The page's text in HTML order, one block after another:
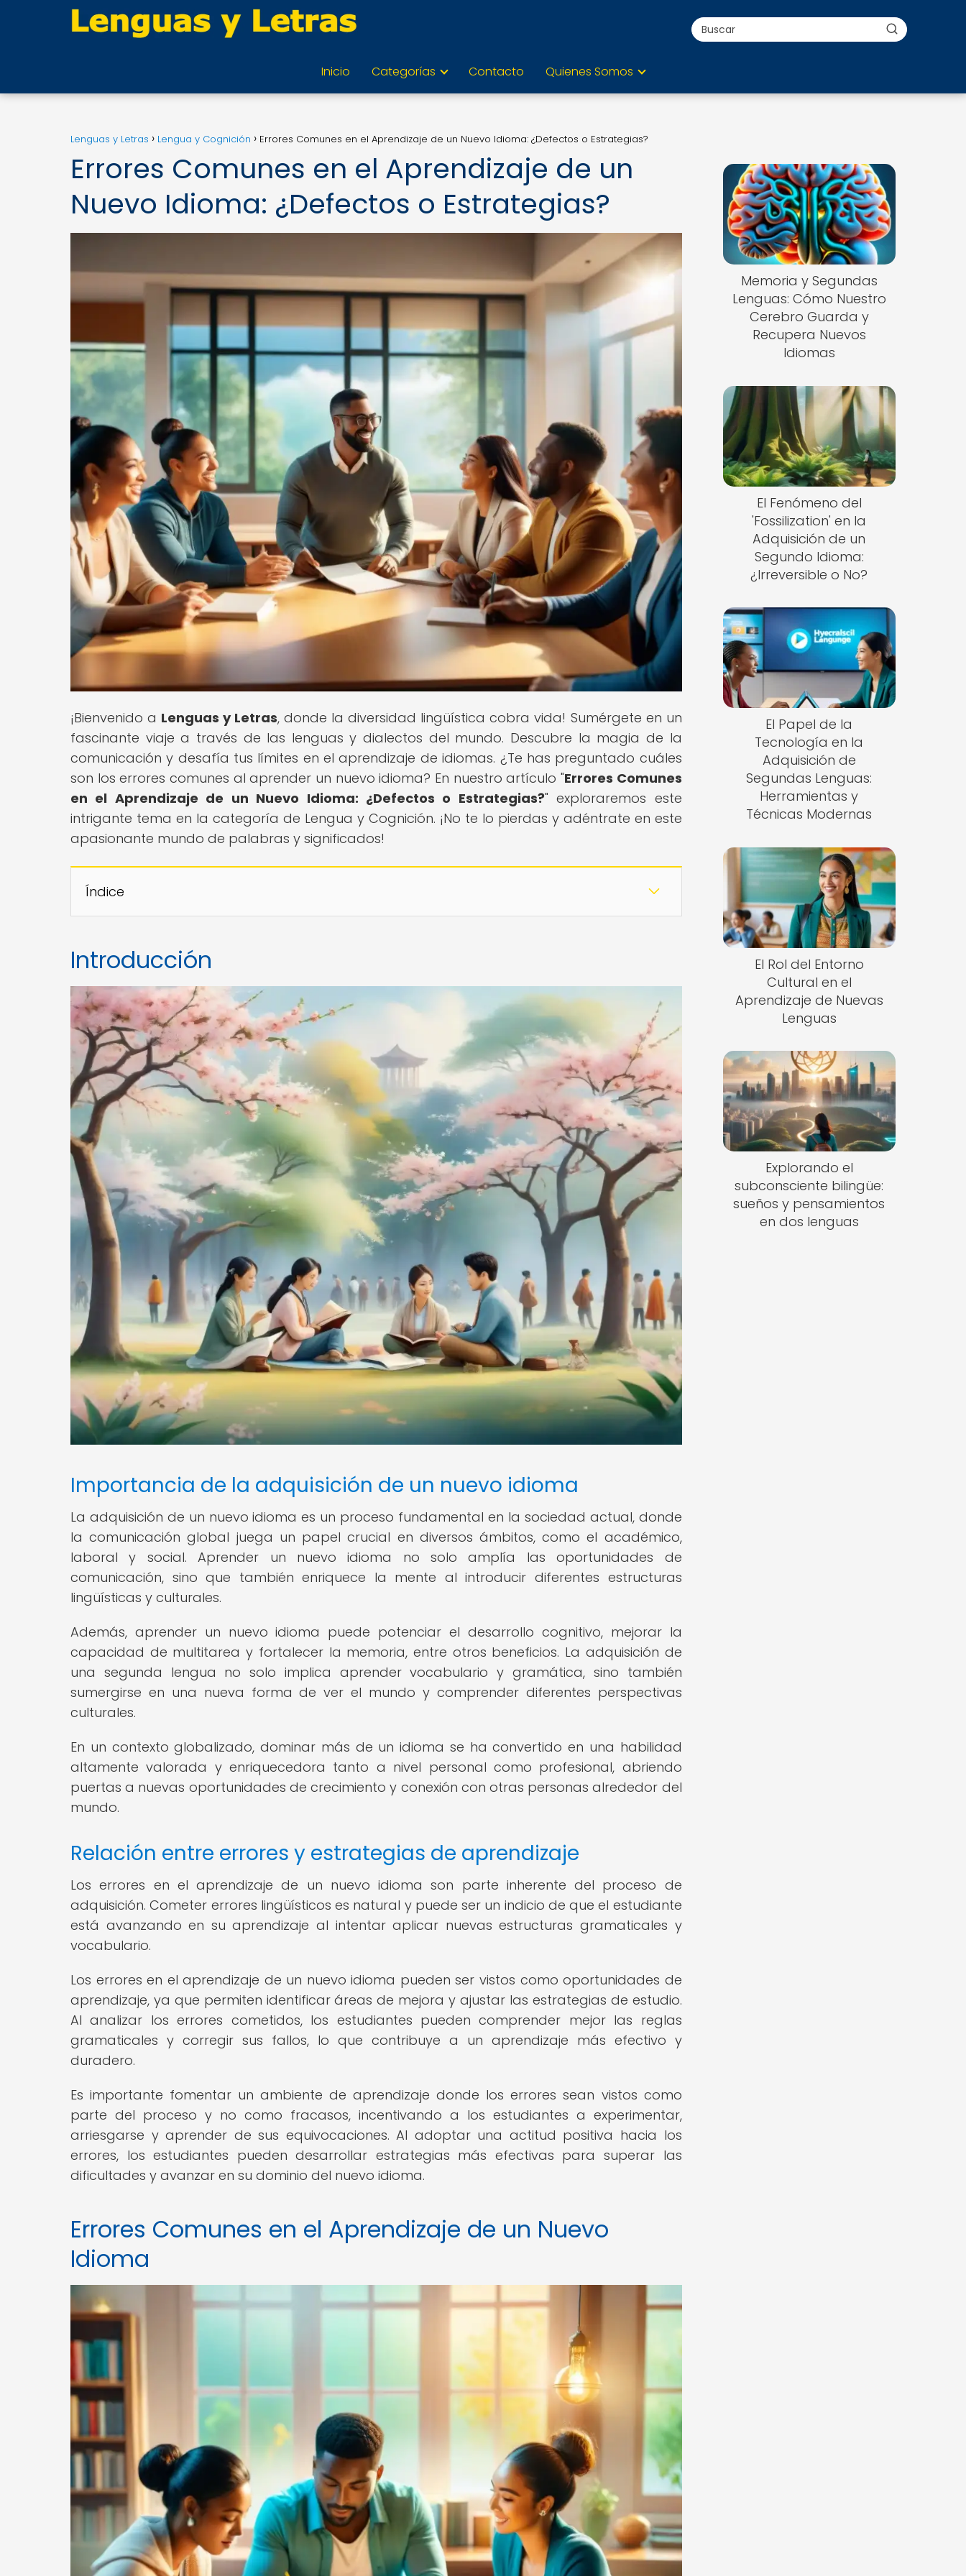
Inicio Categorías Contacto Quienes Somos
Lenguas y Letras Lengua y Cognición Errores Comunes en el Aprendizaje de un Nuevo Idioma: ¿Defectos o Estrategias?
Errores Comunes en el Aprendizaje de un
Nuevo Idioma: ¿Defectos o Estrategias?
¡Bienvenido a Lenguas y Letras, donde la diversidad lingüística cobra vida! Sumérgete en un
fascinante viaje a través de las lenguas y dialectos del mundo. Descubre la magia de la
comunicación y desafía tus límites en el aprendizaje de idiomas. ¿Te has preguntado cuáles
son los errores comunes al aprender un nuevo idioma? En nuestro artículo "Errores Comunes
en el Aprendizaje de un Nuevo Idioma: ¿Defectos o Estrategias?" exploraremos este
intrigante tema en la categoría de Lengua y Cognición. ¡No te lo pierdas y adéntrate en este
apasionante mundo de palabras y significados!
Índice
Introducción
Importancia de la adquisición de un nuevo idioma
La adquisición de un nuevo idioma es un proceso fundamental en la sociedad actual, donde
la comunicación global juega un papel crucial en diversos ámbitos, como el académico,
laboral y social. Aprender un nuevo idioma no solo amplía las oportunidades de
comunicación, sino que también enriquece la mente al introducir diferentes estructuras
lingüísticas y culturales.
Además, aprender un nuevo idioma puede potenciar el desarrollo cognitivo, mejorar la
capacidad de multitarea y fortalecer la memoria, entre otros beneficios. La adquisición de
una segunda lengua no solo implica aprender vocabulario y gramática, sino también
sumergirse en una nueva forma de ver el mundo y comprender diferentes perspectivas
culturales.
En un contexto globalizado, dominar más de un idioma se ha convertido en una habilidad
altamente valorada y enriquecedora tanto a nivel personal como profesional, abriendo
puertas a nuevas oportunidades de crecimiento y conexión con otras personas alrededor del
mundo.
Relación entre errores y estrategias de aprendizaje
Los errores en el aprendizaje de un nuevo idioma son parte inherente del proceso de
adquisición. Cometer errores lingüísticos es natural y puede ser un indicio de que el estudiante
está avanzando en su aprendizaje al intentar aplicar nuevas estructuras gramaticales y
vocabulario.
Los errores en el aprendizaje de un nuevo idioma pueden ser vistos como oportunidades de
aprendizaje, ya que permiten identificar áreas de mejora y ajustar las estrategias de estudio.
Al analizar los errores cometidos, los estudiantes pueden comprender mejor las reglas
gramaticales y corregir sus fallos, lo que contribuye a un aprendizaje más efectivo y
duradero.
Es importante fomentar un ambiente de aprendizaje donde los errores sean vistos como
parte del proceso y no como fracasos, incentivando a los estudiantes a experimentar,
arriesgarse y aprender de sus equivocaciones. Al adoptar una actitud positiva hacia los
errores, los estudiantes pueden desarrollar estrategias más efectivas para superar las
dificultades y avanzar en su dominio del nuevo idioma.
Errores Comunes en el Aprendizaje de un Nuevo
Idioma
Memoria y Segundas
Lenguas: Cómo Nuestro
Cerebro Guarda y
Recupera Nuevos
Idiomas
El Fenómeno del
'Fossilization' en la
Adquisición de un
Segundo Idioma:
¿Irreversible o No?
El Papel de la
Tecnología en la
Adquisición de
Segundas Lenguas:
Herramientas y
Técnicas Modernas
El Rol del Entorno
Cultural en el
Aprendizaje de Nuevas
Lenguas
Explorando el
subconsciente bilingüe:
sueños y pensamientos
en dos lenguas